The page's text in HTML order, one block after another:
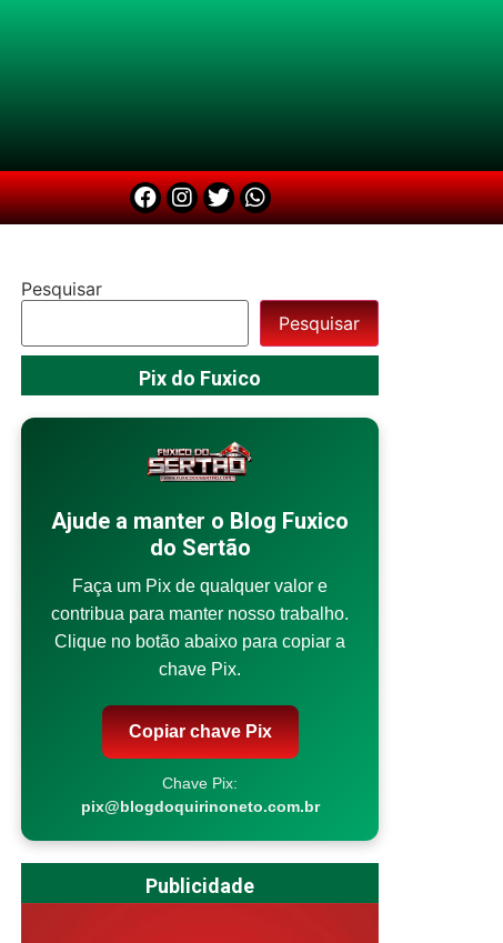
Pesquisar
Pesquisar
Pix do Fuxico
Ajude a manter o Blog Fuxico
do Sertão
Faça um Pix de qualquer valor e
contribua para manter nosso trabalho.
Clique no botão abaixo para copiar a
chave Pix.
Copiar chave Pix
Chave Pix:
pix@blogdoquirinoneto.com.br
Publicidade